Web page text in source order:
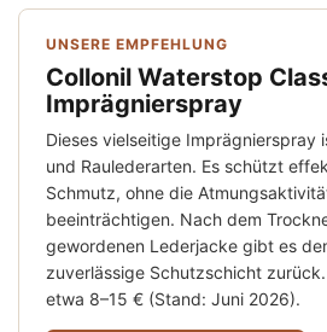
UNSERE EMPFEHLUNG
Collonil Waterstop
Imprägnierspray
Dieses vielseitige Imprägnierspray
und Raulederarten. Es schützt
Schmutz, ohne die
beeinträchtigen. Nach dem
gewordenen Lederjacke gibt es
zuverlässige Schutzschicht
etwa 8–15 € (Stand: Juni 2026).